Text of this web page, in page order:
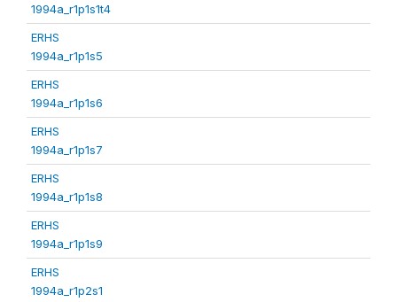
1994a_r1p1s1t4
ERHS
1994a_r1p1s5
ERHS
1994a_r1p1s6
ERHS
1994a_r1p1s7
ERHS
1994a_r1p1s8
ERHS
1994a_r1p1s9
ERHS
1994a_r1p2s1